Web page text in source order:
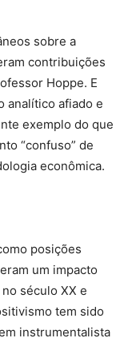
sobre a
contribuições
Hoppe. E
analítico afiado e
exemplo do que
“confuso” de
econômica.
posições
um impacto
século XX e
tem sido
instrumentalista